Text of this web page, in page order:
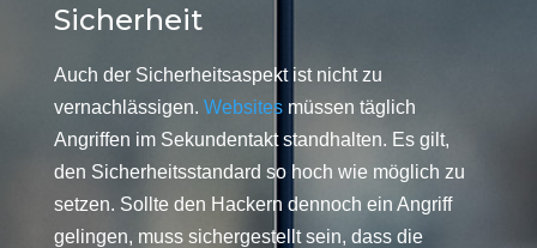
Sicherheit
Auch der Sicherheitsaspekt ist nicht zu
vernachlässigen. Websitesmüssen täglich
Angriffen im Sekundentakt standhalten. Es gilt,
den Sicherheitsstandard so hoch wie möglich zu
setzen. Sollte den Hackern dennoch ein Angriff
gelingen, muss sichergestellt sein, dass die